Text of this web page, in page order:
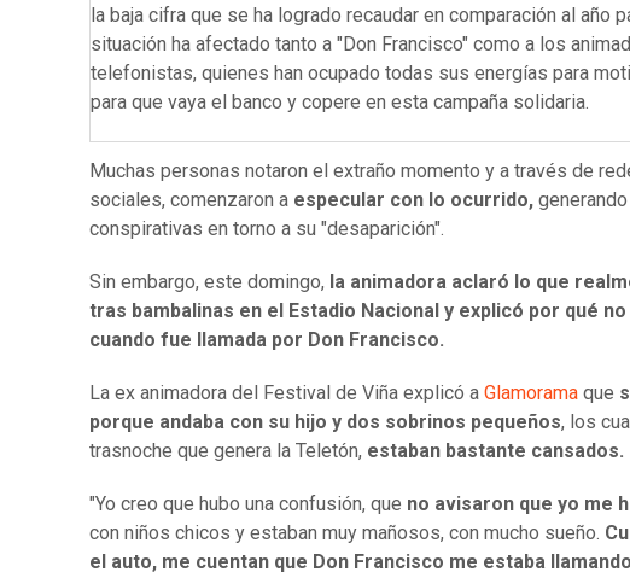
la baja cifra que se ha logrado recaudar en comparación al año
situación ha afectado tanto a "Don Francisco" como a los
telefonistas, quienes han ocupado todas sus energías para
para que vaya el banco y copere en esta campaña solidaria.
Muchas personas notaron el extraño momento y a través de
sociales, comenzaron a especular con lo ocurrido,
conspirativas en torno a su "desaparición".
Sin embargo, este domingo, la animadora aclaró lo que
tras bambalinas en el Estadio Nacional y explicó por qué
cuando fue llamada por Don Francisco.
La ex animadora del Festival de Viña explicó a Glamorama que
porque andaba con su hijo y dos sobrinos pequeños, los
trasnoche que genera la Teletón, estaban bastante cansados.
"Yo creo que hubo una confusión, que no avisaron que yo me
con niños chicos y estaban muy mañosos, con mucho sueño.
el auto, me cuentan que Don Francisco me estaba